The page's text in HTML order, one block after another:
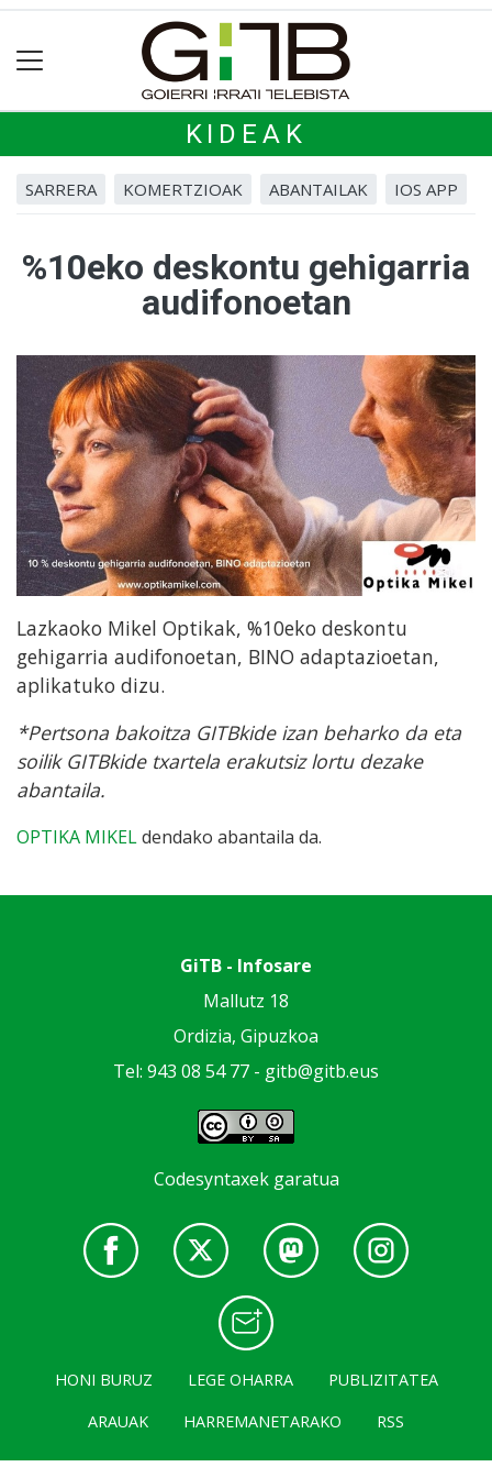
KIDEAK
SARRERA KOMERTZIOAK ABANTAILAK IOS APP
%10eko deskontu gehigarria
audifonoetan
Lazkaoko Mikel Optikak, %10eko deskontu
gehigarria audifonoetan, BINO adaptazioetan,
aplikatuko dizu.
*Pertsona bakoitza GITBkide izan beharko da eta
soilik GITBkide txartela erakutsiz lortu dezake
abantaila.
OPTIKA MIKELdendako abantaila da.
GiTB - Infosare
Mallutz 18
Ordizia, Gipuzkoa
Tel: 943 08 54 77 - gitb@gitb.eus
Codesyntaxek garatua
HONI BURUZ LEGE OHARRA
PUBLIZITATEA
ARAUAK
HARREMANETARAKO RSS